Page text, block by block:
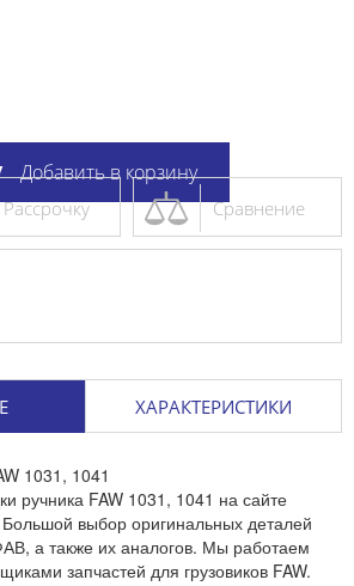
Добавить в корзину
Сравнение
ХАРАКТЕРИСТИКИ
1031, 1041
ручника FAW 1031, 1041 на сайте
выбор оригинальных деталей
а также их аналогов. Мы работаем
запчастей для грузовиков FAW.